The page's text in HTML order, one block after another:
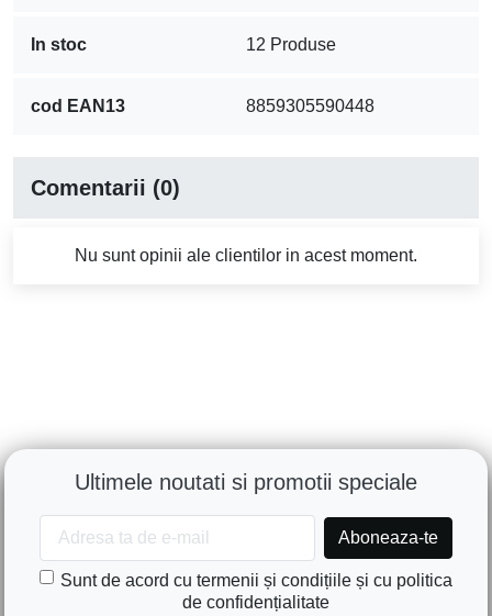
In stoc 12 Produse
cod EAN13 8859305590448
Comentarii (0)
Nu sunt opinii ale clientilor in acest moment.
Ultimele noutati si promotii speciale
Sunt de acord cu termenii și condițiile și cu politica
de confidențialitate